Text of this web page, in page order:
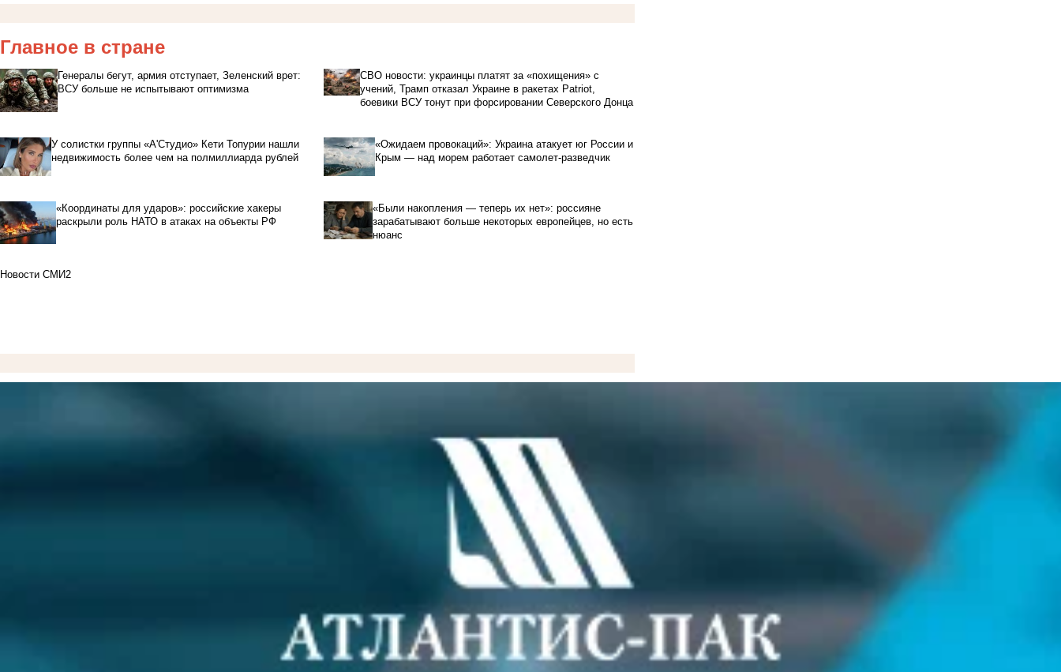
Главное в стране
Генералы бегут, армия отступает, Зеленский врет:
ВСУ больше не испытывают оптимизма
СВО новости: украинцы платят за «похищения» с
учений, Трамп отказал Украине в ракетах Patriot,
боевики ВСУ тонут при форсировании Северского Донца
У солистки группы «А'Студио» Кети Топурии нашли
недвижимость более чем на полмиллиарда рублей
«Ожидаем провокаций»: Украина атакует юг России и
Крым — над морем работает самолет-разведчик
«Координаты для ударов»: российские хакеры
раскрыли роль НАТО в атаках на объекты РФ
«Были накопления — теперь их нет»: россияне
зарабатывают больше некоторых европейцев, но есть
нюанс
Новости СМИ2